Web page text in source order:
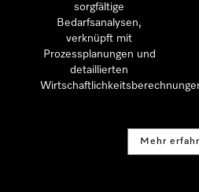
sorgfältige
Bedarfsanalysen,
verknüpft mit
Prozessplanungen und
detaillierten
Mehr